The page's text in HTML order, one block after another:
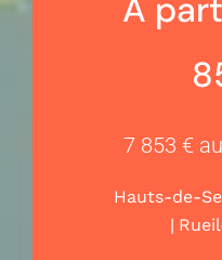
A
7 853 €
Hauts-de-
|